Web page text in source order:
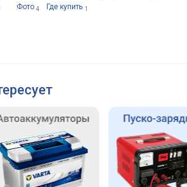
Фото 4 Где купить 1